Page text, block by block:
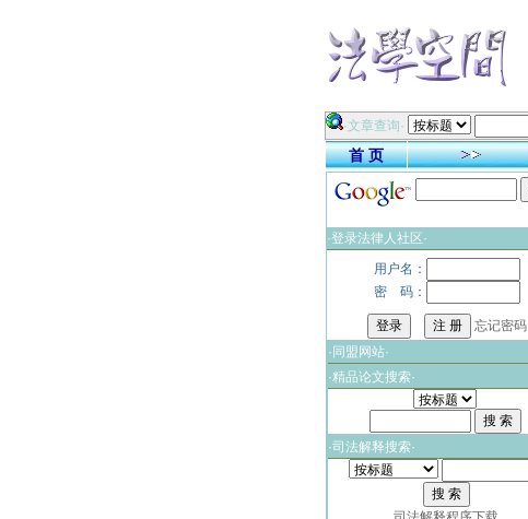
·文章查询·
首 页
·登录法律人社区·
用户名：
密 码：
忘记密码
·同盟网站·
·精品论文搜索·
·司法解释搜索·